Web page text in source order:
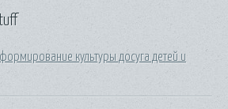
культуры досуга детей и